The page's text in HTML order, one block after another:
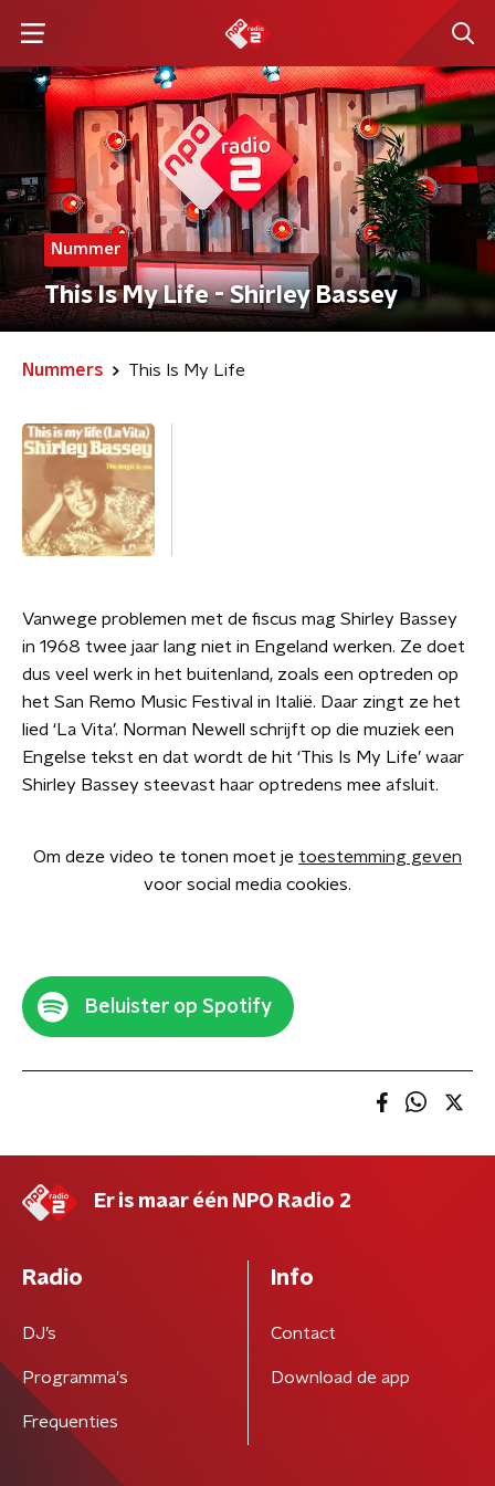
Nummer
This Is My Life - Shirley Bassey
Nummers This Is My Life
Vanwege problemen met de fiscus mag Shirley Bassey
in 1968 twee jaar lang niet in Engeland werken. Ze doet
dus veel werk in het buitenland, zoals een optreden op
het San Remo Music Festival in Italië. Daar zingt ze het
lied ‘La Vita’. Norman Newell schrijft op die muziek een
Engelse tekst en dat wordt de hit ‘This Is My Life’ waar
Shirley Bassey steevast haar optredens mee afsluit.
Om deze video te tonen moet je toestemming geven
voor social media cookies.
Beluister op Spotify
Er is maar één NPO Radio 2
Radio
DJ’s
Programma's
Frequenties
Info
Contact
Download de app